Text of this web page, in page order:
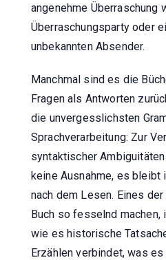
angenehme Überraschung
Überraschungsparty oder
unbekannten Absender.
Manchmal sind es die
Fragen als Antworten
die unvergesslichsten
Sprachverarbeitung: Zur
syntaktischer
keine Ausnahme, es bleibt
nach dem Lesen. Eines
Buch so fesselnd machen,
wie es historische
Erzählen verbindet, was